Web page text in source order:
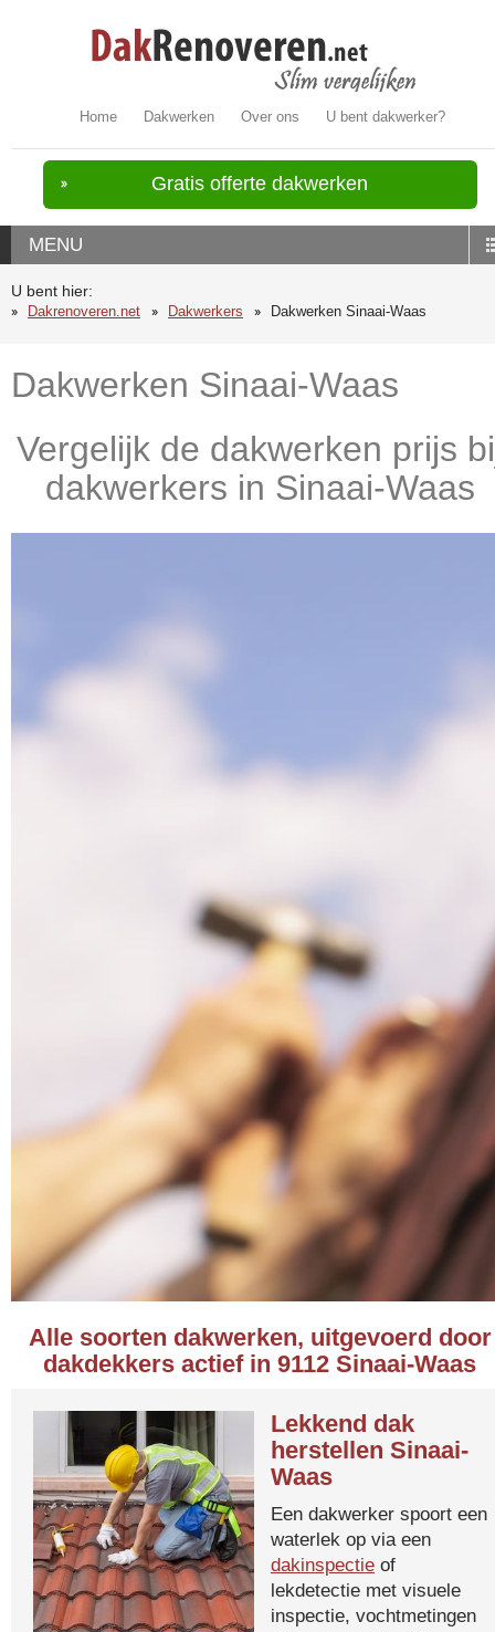
Home Dakwerken Over ons U bent dakwerker?
Gratis offerte dakwerken
MENU
U bent hier:
Dakrenoveren.net
Dakwerkers Dakwerken Sinaai-Waas
Dakwerken Sinaai-Waas
Vergelijk de dakwerken prijs
dakwerkers in Sinaai-Waas
Alle soorten dakwerken, uitgevoerd door
dakdekkers actief in 9112 Sinaai-Waas
Lekkend dak
herstellen Sinaai-
Waas
Een dakwerker spoort een
waterlek op via een
dakinspectie of
lekdetectie met visuele
inspectie, vochtmetingen